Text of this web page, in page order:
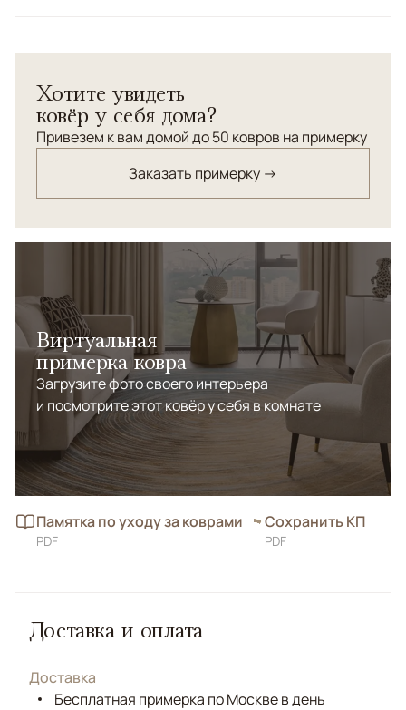
Хотите увидеть
ковёр у себя дома?
Привезем к вам домой до 50 ковров на примерку
Заказать примерку →
Виртуальная
примерка ковра
Загрузите фото своего интерьера
и посмотрите этот ковёр у себя в комнате
Памятка по уходу за коврами
PDF
Сохранить КП
PDF
Доставка и оплата
Доставка
Бесплатная примерка по Москве в день